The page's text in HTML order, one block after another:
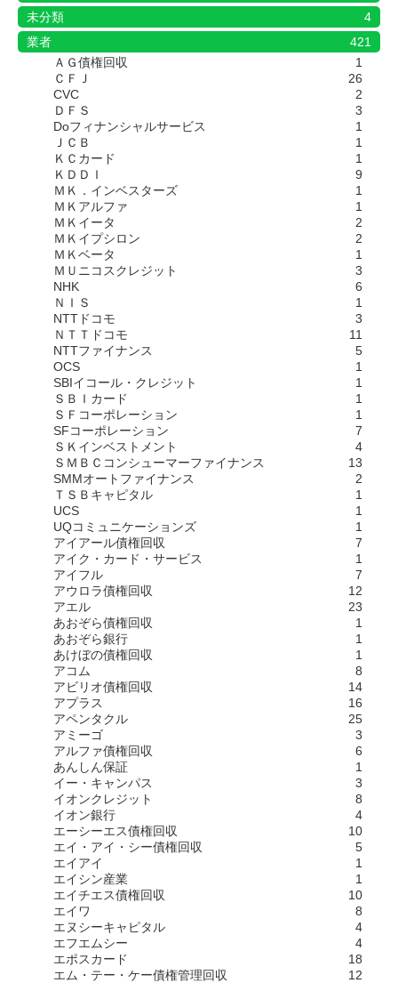
未分類
4
業者
421
ＡＧ債権回収
1
ＣＦＪ
26
CVC
2
ＤＦＳ
3
Doフィナンシャルサービス
1
ＪＣＢ
1
ＫＣカード
1
ＫＤＤＩ
9
ＭＫ．インベスターズ
1
ＭＫアルファ
1
ＭＫイータ
2
ＭＫイプシロン
2
ＭＫベータ
1
ＭＵニコスクレジット
3
NHK
6
ＮＩＳ
1
NTTドコモ
3
ＮＴＴドコモ
11
NTTファイナンス
5
OCS
1
SBIイコール・クレジット
1
ＳＢＩカード
1
ＳＦコーポレーション
1
SFコーポレーション
7
ＳＫインベストメント
4
ＳＭＢＣコンシューマーファイナンス
13
SMMオートファイナンス
2
ＴＳＢキャピタル
1
UCS
1
UQコミュニケーションズ
1
アイアール債権回収
7
アイク・カード・サービス
1
アイフル
7
アウロラ債権回収
12
アエル
23
あおぞら債権回収
1
あおぞら銀行
1
あけぼの債権回収
1
アコム
8
アビリオ債権回収
14
アプラス
16
アペンタクル
25
アミーゴ
3
アルファ債権回収
6
あんしん保証
1
イー・キャンパス
3
イオンクレジット
8
イオン銀行
4
エーシーエス債権回収
10
エイ・アイ・シー債権回収
5
エイアイ
1
エイシン産業
1
エイチエス債権回収
10
エイワ
8
エヌシーキャピタル
4
エフエムシー
4
エポスカード
18
エム・テー・ケー債権管理回収
12